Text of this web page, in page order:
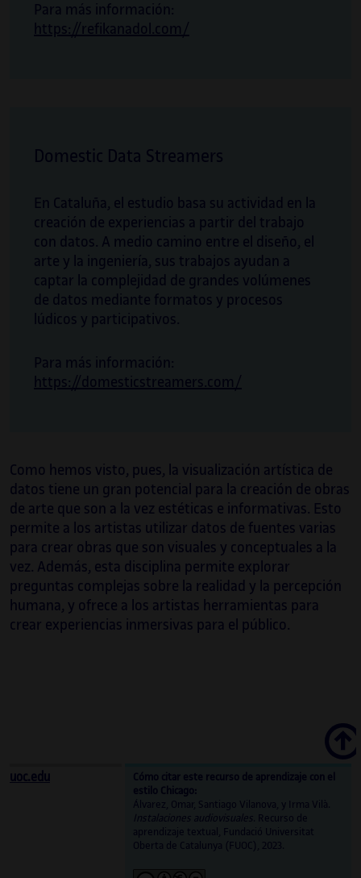
Para más información:
https://refikanadol.com/
Domestic Data Streamers
En Cataluña, el estudio basa su actividad en la
creación de experiencias a partir del trabajo
con datos. A medio camino entre el diseño, el
arte y la ingeniería, sus trabajos ayudan a
captar la complejidad de grandes volúmenes
de datos mediante formatos y procesos
lúdicos y participativos.
Para más información:
https://domesticstreamers.com/
Como hemos visto, pues, la visualización artística de
datos tiene un gran potencial para la creación de obras
de arte que son a la vez estéticas e informativas. Esto
permite a los artistas utilizar datos de fuentes varias
para crear obras que son visuales y conceptuales a la
vez. Además, esta disciplina permite explorar
preguntas complejas sobre la realidad y la percepción
humana, y ofrece a los artistas herramientas para
crear experiencias inmersivas para el público.
Scroll
uoc.edu
Cómo citar este recurso de aprendizaje con el
estilo Chicago:
Álvarez, Omar, Santiago Vilanova, y Irma Vilà.
Instalaciones audiovisuales. Recurso de
aprendizaje textual, Fundació Universitat
Oberta de Catalunya (FUOC), 2023.